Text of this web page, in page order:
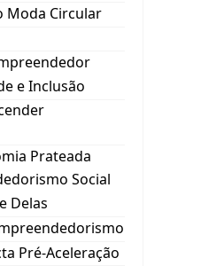
Moda Circular
e Inclusão
Prateada
Social
Delas
Pré-Aceleração